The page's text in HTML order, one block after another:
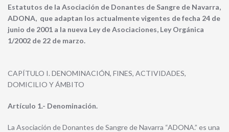
Estatutos de la Asociación de Donantes de Sangre de Navarra,
ADONA, que adaptan los actualmente vigentes de fecha 24 de
junio de 2001 a la nueva Ley de Asociaciones, Ley Orgánica
1/2002 de 22 de marzo.
CAPÍTULO I. DENOMINACIÓN, FINES, ACTIVIDADES,
DOMICILIO Y ÁMBITO
Artículo 1.- Denominación.
La Asociación de Donantes de Sangre de Navarra “ADONA.” es una